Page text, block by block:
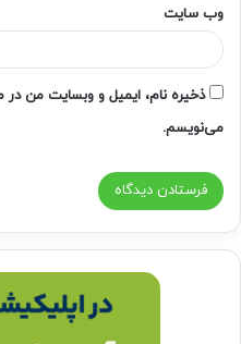
وب‌ سایت
ذخیره نام، ایمیل و وبسایت من در
می‌نویسم.